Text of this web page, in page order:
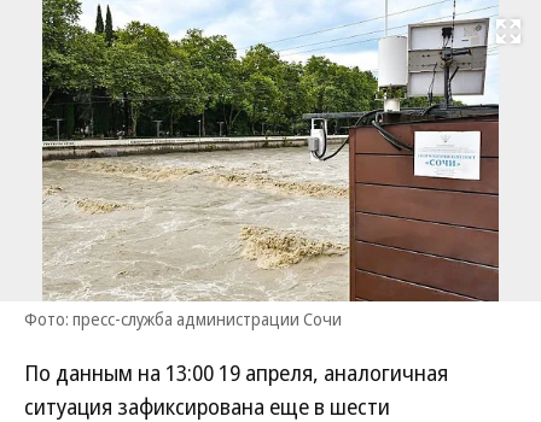
Развернуть
Фото: пресс-служба администрации Сочи
По данным на 13:00 19 апреля, аналогичная
ситуация зафиксирована еще в шести